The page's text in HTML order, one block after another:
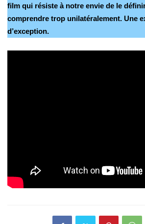
film qui résiste à notre envie de le
comprendre trop unilatéralement. Une
d’exception.